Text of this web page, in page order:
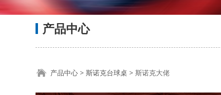
产品中心
斯诺克大佬
产品中心 > 斯诺克台球桌 > 斯诺克大佬